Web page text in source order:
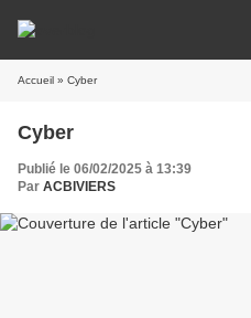
Accueil » Cyber
Cyber
Publié le 06/02/2025 à 13:39
Par ACBIVIERS